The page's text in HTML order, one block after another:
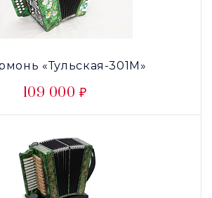
«Тульская-301М»
109 000 ₽